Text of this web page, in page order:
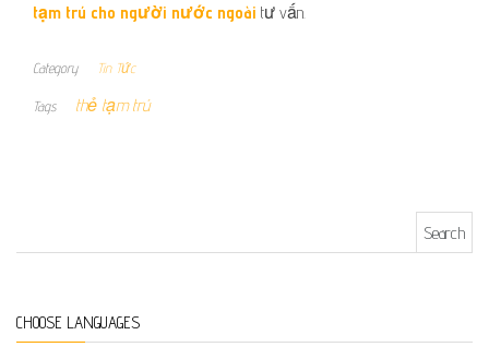
tạm trú cho người nước ngoài tư vấn.
Category Tin Tức
Tags thẻ tạm trú
CHOOSE LANGUAGES